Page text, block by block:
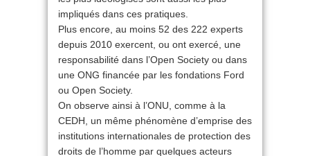
impliqués dans ces pratiques.
Plus encore, au moins 52 des 222 experts
depuis 2010 exercent, ou ont exercé, une
responsabilité dans l’Open Society ou dans
une ONG financée par les fondations Ford
ou Open Society.
On observe ainsi à l’ONU, comme à la
CEDH, un même phénomène d’emprise des
institutions internationales de protection des
droits de l’homme par quelques acteurs